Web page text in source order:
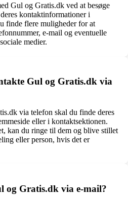
Gul og Gratis.dk ved at besøge
kontaktinformationer i
finde flere muligheder for at
e-mail og eventuelle
medier.
Gul og Gratis.dk via
via telefon skal du finde deres
eller i kontaktsektionen.
kan du ringe til dem og blive stillet
eller person, hvis det er
og Gratis.dk via e-mail?